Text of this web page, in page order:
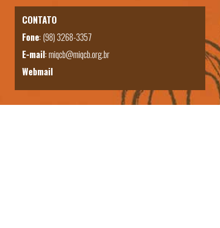
CONTATO
Fone: (98) 3268-3357
E-mail:miqcb@miqcb.org.br
Webmail